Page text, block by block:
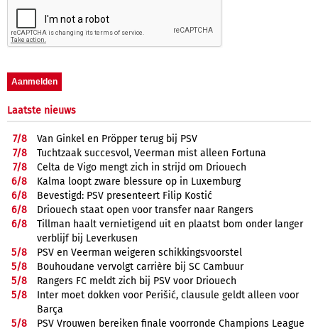
Laatste nieuws
7/8
Van Ginkel en Pröpper terug bij PSV
7/8
Tuchtzaak succesvol, Veerman mist alleen Fortuna
7/8
Celta de Vigo mengt zich in strijd om Driouech
6/8
Kalma loopt zware blessure op in Luxemburg
6/8
Bevestigd: PSV presenteert Filip Kostić
6/8
Driouech staat open voor transfer naar Rangers
6/8
Tillman haalt vernietigend uit en plaatst bom onder langer
verblijf bij Leverkusen
5/8
PSV en Veerman weigeren schikkingsvoorstel
5/8
Bouhoudane vervolgt carrière bij SC Cambuur
5/8
Rangers FC meldt zich bij PSV voor Driouech
5/8
Inter moet dokken voor Perišić, clausule geldt alleen voor
Barça
5/8
PSV Vrouwen bereiken finale voorronde Champions League